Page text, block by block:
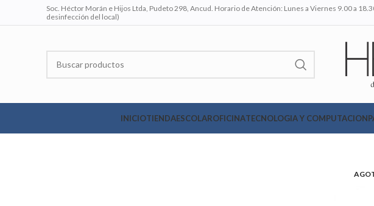
Soc. Héctor Morán e Hijos Ltda, Pudeto 298, Ancud. Horario de Atención: Lunes a Viernes 9.00 a
desinfección del local)
INICIOTIENDAESCOLAROFICINATECNOLOGIA Y COMPUTACION